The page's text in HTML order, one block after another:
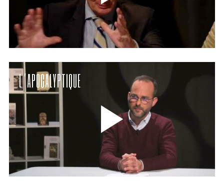
L’APOCALYPTIQUE